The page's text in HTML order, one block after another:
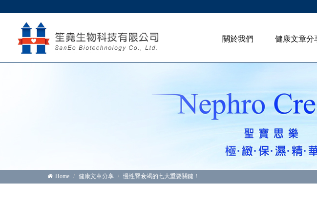
關於我們 健康文章分
Home 健康文章分享 慢性腎衰竭的七大重要關鍵！